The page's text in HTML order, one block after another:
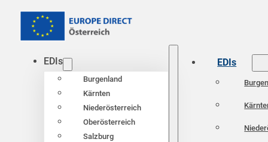
EDIs
Burgenland
Kärnten
Niederösterreich
Oberösterreich
Salzburg
EDIs